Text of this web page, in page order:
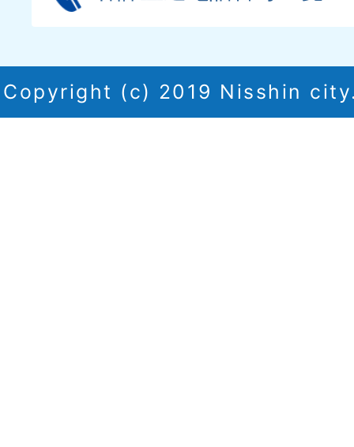
Copyright (c) 2019 Nisshin